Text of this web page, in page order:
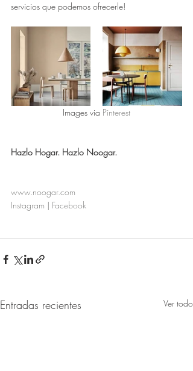
servicios que podemos ofrecerle!
Images via Pinterest
﻿Hazlo Hogar. Hazlo Noogar.
www.noogar.com
Instagram | Facebook
Entradas recientes Ver todo